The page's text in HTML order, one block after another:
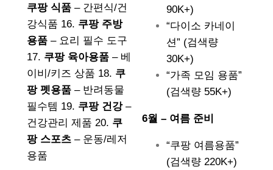
쿠팡 식품 – 간편식/건
강식품 16. 쿠팡 주방
용품 – 요리 필수 도구
17. 쿠팡 육아용품 – 베
이비/키즈 상품 18. 쿠
팡 펫용품 – 반려동물
필수템 19. 쿠팡 건강–
건강관리 제품 20. 쿠
팡 스포츠 – 운동/레저
용품
90K+)
“다이소 카네이
션” (검색량
30K+)
“가족 모임 용품”
(검색량 55K+)
6월 – 여름 준비
“쿠팡 여름용품”
(검색량 220K+)